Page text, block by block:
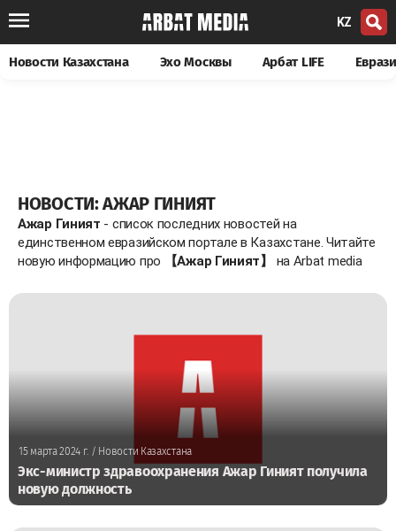
KZ
Новости Казахстана Эхо Москвы Арбат LIFE
НОВОСТИ: АЖАР ГИНИЯТ
Ажар Гиният - список последних новостей на
единственном евразийском портале в Казахстане. Читайте
новую информацию про
【Ажар Гиният】 на Arbat media
15 марта 2024 г. / Новости Казахстана
Экс-министр здравоохранения Ажар Гиният получила
новую должность